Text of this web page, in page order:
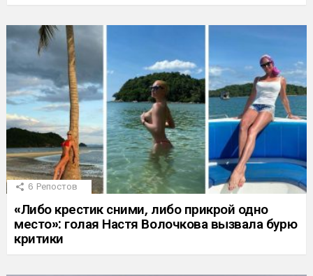
6 Репостов
«Либо крестик сними, либо прикрой одно
место»: голая Настя Волочкова вызвала бурю
критики